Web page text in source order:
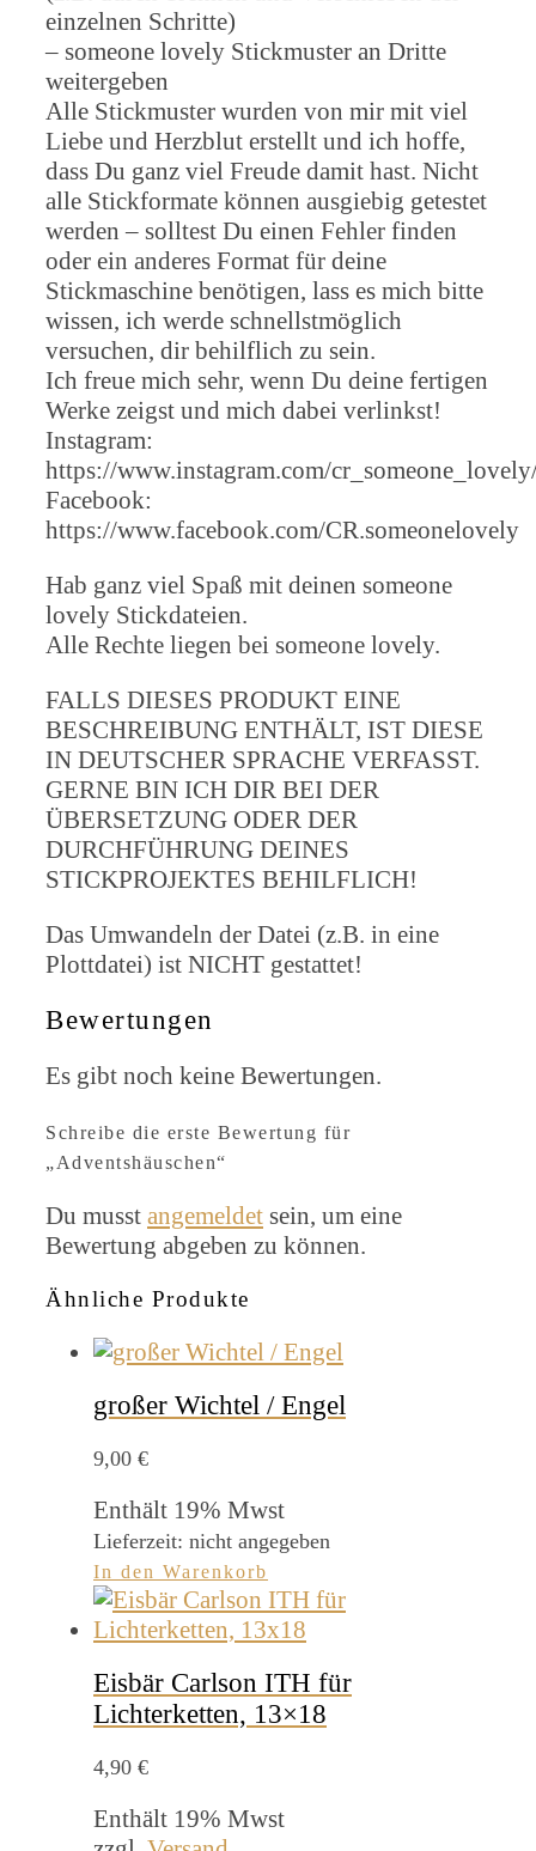
einzelnen Schritte)
– someone lovely Stickmuster an Dritte
weitergeben
Alle Stickmuster wurden von mir mit viel
Liebe und Herzblut erstellt und ich hoffe,
dass Du ganz viel Freude damit hast. Nicht
alle Stickformate können ausgiebig getestet
werden – solltest Du einen Fehler finden
oder ein anderes Format für deine
Stickmaschine benötigen, lass es mich bitte
wissen, ich werde schnellstmöglich
versuchen, dir behilflich zu sein.
Ich freue mich sehr, wenn Du deine fertigen
Werke zeigst und mich dabei verlinkst!
Instagram:
https://www.instagram.com/
Facebook:
https://www.facebook.com/CR.someonelovely
Hab ganz viel Spaß mit deinen someone
lovely Stickdateien.
Alle Rechte liegen bei someone lovely.
FALLS DIESES PRODUKT EINE
BESCHREIBUNG ENTHÄLT, IST DIESE
IN DEUTSCHER SPRACHE VERFASST.
GERNE BIN ICH DIR BEI DER
ÜBERSETZUNG ODER DER
DURCHFÜHRUNG DEINES
STICKPROJEKTES BEHILFLICH!
Das Umwandeln der Datei (z.B. in eine
Plottdatei) ist NICHT gestattet!
Bewertungen
Es gibt noch keine Bewertungen.
Schreibe die erste Bewertung für
„Adventshäuschen“
Du musst angemeldet sein, um eine
Bewertung abgeben zu können.
Ähnliche Produkte
großer Wichtel / Engel
9,00 €
Enthält 19% Mwst
Lieferzeit: nicht angegeben
In den Warenkorb
Eisbär Carlson ITH für
Lichterketten, 13×18
4,90 €
Enthält 19% Mwst